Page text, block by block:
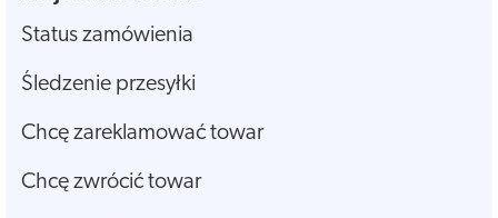
Status zamówienia
Śledzenie przesyłki
Chcę zareklamować towar
Chcę zwrócić towar